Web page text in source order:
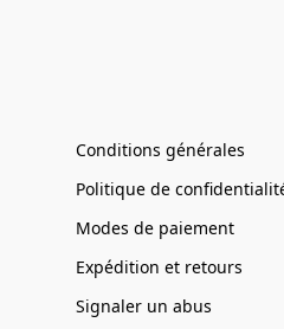
Conditions générales
Politique de
Modes de paiement
Expédition et retours
Signaler un abus